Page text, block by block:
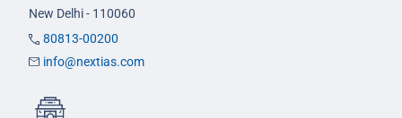
New Delhi - 110060
80813-00200
info@nextias.com